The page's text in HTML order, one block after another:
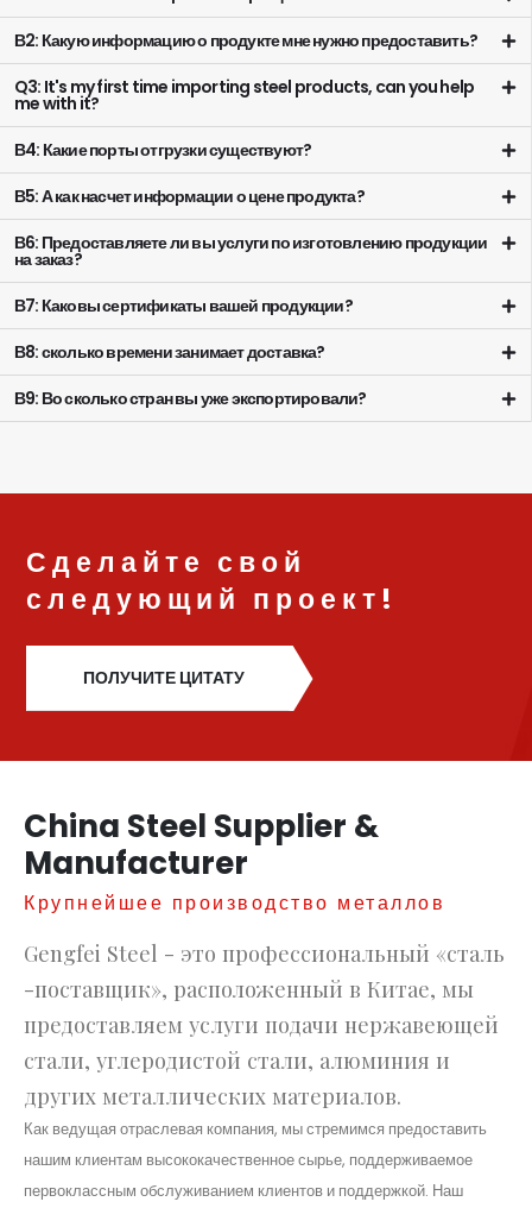
В2: Какую информацию о продукте мне нужно предоставить?
Q3: It's my first time importing steel products, can you help
me with it?
В4: Какие порты отгрузки существуют?
В5: А как насчет информации о цене продукта?
В6: Предоставляете ли вы услуги по изготовлению продукции
на заказ?
В7: Каковы сертификаты вашей продукции?
В8: сколько времени занимает доставка?
В9: Во сколько стран вы уже экспортировали?
Сделайте свой
следующий проект!
ПОЛУЧИТЕ ЦИТАТУ
China Steel Supplier &
Manufacturer
Крупнейшее производство металлов
Gengfei Steel - это профессиональный «сталь
-поставщик», расположенный в Китае, мы
предоставляем услуги подачи нержавеющей
стали, углеродистой стали, алюминия и
других металлических материалов.
Как ведущая отраслевая компания, мы стремимся предоставить
нашим клиентам высококачественное сырье, поддерживаемое
первоклассным обслуживанием клиентов и поддержкой. Наш